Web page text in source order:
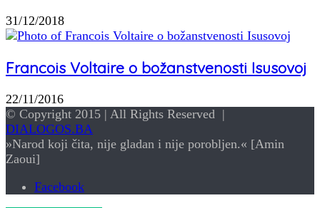
31/12/2018
Francois Voltaire o božanstvenosti Isusovoj
22/11/2016
© Copyright 2015 | All Rights Reserved |
DIALOGOS.BA
»Narod koji čita, nije gladan i nije porobljen.« [Amin
Zaoui]
Facebook